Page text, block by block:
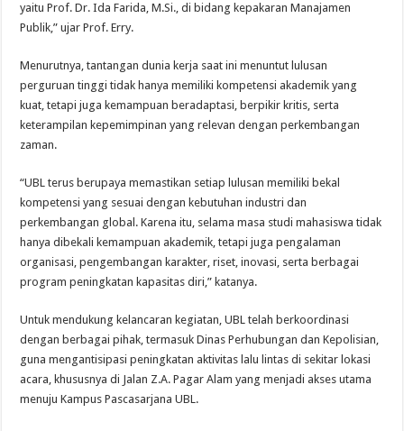
yaitu Prof. Dr. Ida Farida, M.Si., di bidang kepakaran Manajamen
Publik,” ujar Prof. Erry.
Menurutnya, tantangan dunia kerja saat ini menuntut lulusan
perguruan tinggi tidak hanya memiliki kompetensi akademik yang
kuat, tetapi juga kemampuan beradaptasi, berpikir kritis, serta
keterampilan kepemimpinan yang relevan dengan perkembangan
zaman.
“UBL terus berupaya memastikan setiap lulusan memiliki bekal
kompetensi yang sesuai dengan kebutuhan industri dan
perkembangan global. Karena itu, selama masa studi mahasiswa tidak
hanya dibekali kemampuan akademik, tetapi juga pengalaman
organisasi, pengembangan karakter, riset, inovasi, serta berbagai
program peningkatan kapasitas diri,” katanya.
Untuk mendukung kelancaran kegiatan, UBL telah berkoordinasi
dengan berbagai pihak, termasuk Dinas Perhubungan dan Kepolisian,
guna mengantisipasi peningkatan aktivitas lalu lintas di sekitar lokasi
acara, khususnya di Jalan Z.A. Pagar Alam yang menjadi akses utama
menuju Kampus Pascasarjana UBL.